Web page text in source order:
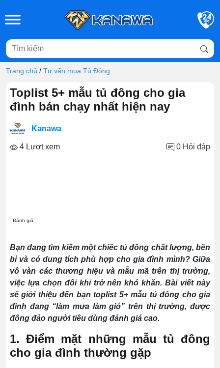
Trang chủ / Tư vấn mua Tủ Đông
Toplist 5+ mẫu tủ đông cho gia
đình bán chạy nhất hiện nay
Kanawa
4 Lượt xem 0 Hỏi đáp
Đánh giá
Bạn đang tìm kiếm một chiếc tủ đông chất lượng, bền
bỉ và có dung tích phù hợp cho gia đình mình? Giữa
vô vàn các thương hiệu và mẫu mã trên thị trường,
việc lựa chọn đôi khi trở nên khó khăn. Bài viết này
sẽ giới thiệu đến bạn toplist 5+ mẫu tủ đông cho gia
đình đang “làm mưa làm gió” trên thị trường, được
đông đảo người tiêu dùng đánh giá cao.
1. Điểm mặt những mẫu tủ đông
cho gia đình thường gặp